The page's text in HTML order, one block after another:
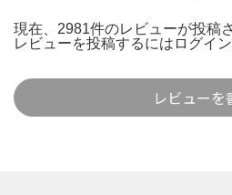
現在、2981件のレビューが投稿
レビューを投稿するには ログイン
レビューを